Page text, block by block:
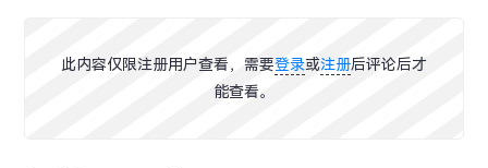
此内容仅限注册用户查看，需要登录或注册后评论后才
能查看。